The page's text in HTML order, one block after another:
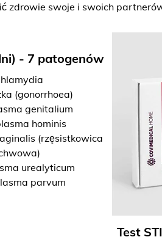
zdrowie swoje i swoich
- 7 patogenów
(gonorrhoea)
genitalium
hominis
(rzęsistkowica
urealyticum
parvum
Test